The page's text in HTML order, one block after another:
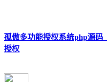
孤傲多功能授权系统php源码
授权